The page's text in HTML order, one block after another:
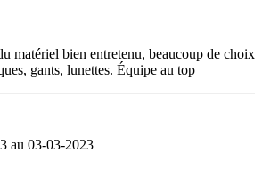
matériel bien entretenu, beaucoup de choix
gants, lunettes. Équipe au top
au 03-03-2023